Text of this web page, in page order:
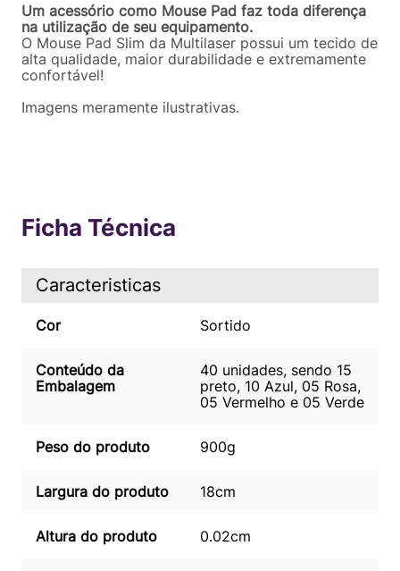
Um acessório como Mouse Pad faz toda diferença
na utilização de seu equipamento.
O Mouse Pad Slim da Multilaser possui um tecido de
alta qualidade, maior durabilidade e extremamente
confortável!
Imagens meramente ilustrativas.
Ficha Técnica
Caracteristicas
Cor Sortido
Conteúdo da
Embalagem
40 unidades, sendo 15
preto, 10 Azul, 05 Rosa,
05 Vermelho e 05 Verde
Peso do produto 900g
Largura do produto 18cm
Altura do produto 0.02cm